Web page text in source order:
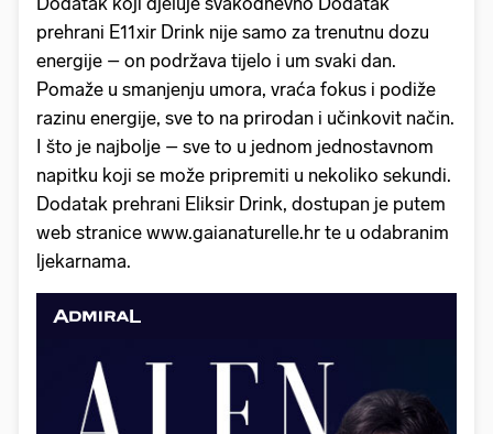
prehrani E11xir Drink nije samo za trenutnu dozu
energije – on podržava tijelo i um svaki dan.
Pomaže u smanjenju umora, vraća fokus i podiže
razinu energije, sve to na prirodan i učinkovit način.
I što je najbolje – sve to u jednom jednostavnom
napitku koji se može pripremiti u nekoliko sekundi.
Dodatak prehrani Eliksir Drink, dostupan je putem
web stranice www.gaianaturelle.hr te u odabranim
ljekarnama.